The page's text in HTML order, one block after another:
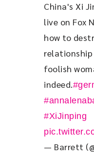
China's Xi
live on Fox
how to
foolish
indeed.
#XiJinping
— Barrett